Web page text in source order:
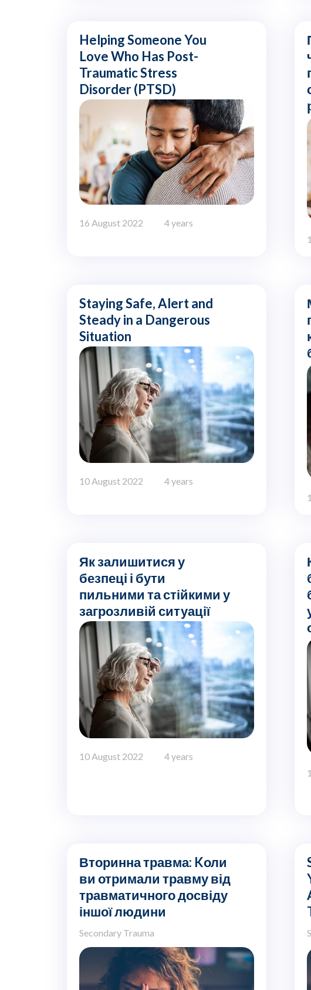
Helping Someone You
Love Who Has Post-
Traumatic Stress
Disorder (PTSD)
16 August 2022 4 years
Staying Safe, Alert and
Steady in a Dangerous
Situation
10 August 2022 4 years
Як залишитися у
безпеці і бути
пильними та стійкими у
загрозливій ситуації
10 August 2022 4 years
Вторинна травма: Kоли
ви отримали травму від
травматичного досвіду
іншої людини
Secondary Trauma